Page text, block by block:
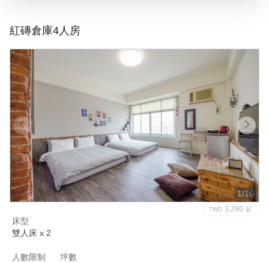
紅磚倉庫4人房
1/16
TWD 3,280 起
床型
雙人床 x 2
人數限制
坪數